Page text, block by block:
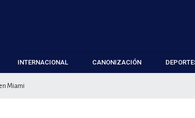
INTERNACIONAL CANONIZACIÓN
Miami